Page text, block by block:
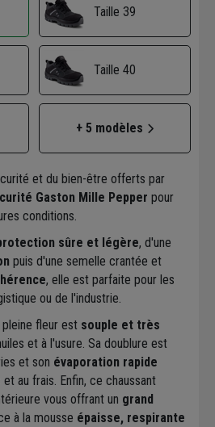
Taille 39
Taille 40
+ 5 modèles
et du bien-être offerts par
Gaston Mille Pepper pour
conditions.
sûre et légère, d'une
puis d'une semelle crantée et
, elle est parfaite pour les
ou de l'industrie.
fleur est souple et très
et à l'usure. Sa doublure est
et son évaporation rapide
au frais. Enfin, ce chaussant
vous offrant un grand
à la mousse épaisse, respirante